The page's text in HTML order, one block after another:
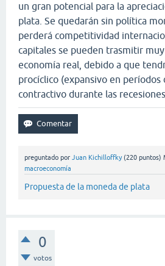
un gran potencial para la
plata. Se quedarán sin política
perderá competitividad
capitales se pueden trasmitir
economía real, debido a que
procíclico (expansivo en
contractivo durante las
preguntado por Juan Kichilloffky (220 puntos)
macroeconomía
Propuesta de la moneda de plata
0
votos